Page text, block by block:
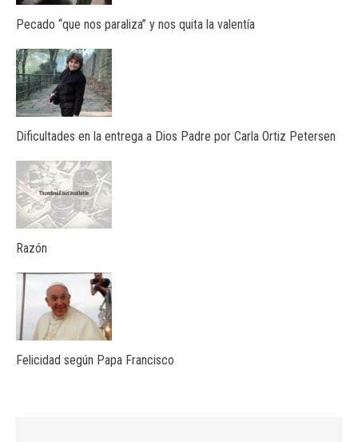
Pecado “que nos paraliza” y nos quita la valentía
Dificultades en la entrega a Dios Padre por Carla Ortiz Petersen
Razón
Felicidad según Papa Francisco